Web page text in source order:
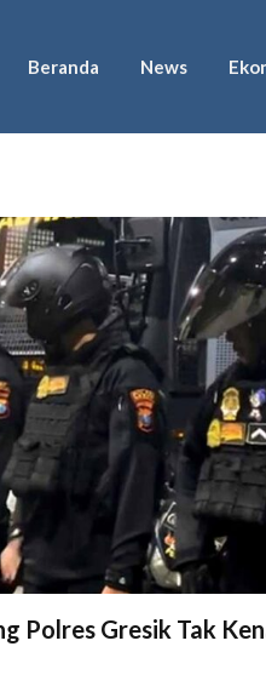
Beranda News
Polres Gresik Tak